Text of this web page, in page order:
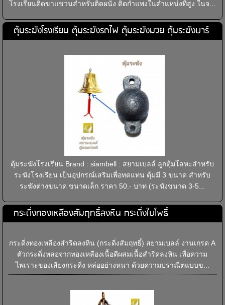
โรงเรียนติดขาแขวนสำหรับติดผนัง ติดกำแพงในตำแหน่งที่สูง ในจ...
ตุ้มระฆังโรงเรียน ตุ้มระฆังรถไฟ ตุ้มระฆังมวย ตุ้มระฆังบาร์
ตุ้มระฆังโรงเรียน Brand : siambell : สยามเบลล์ ลูกตุ้มโลหะสำหรับ
ระฆังโรงเรียน เป็นอุปกรณ์เสริมเพื่อทดแทน ตุ้มมี 3 ขนาด สำหรับ
ระฆังต่างขนาด ขนาดเล็ก ราคา 50.- บาท (ระฆังขนาด 3-5...
กระดิ่งทองเหลืองสัมฤทธิ์ลงหิน กระดิ่งใบโพธิ์
กระดิ่งทองเหลืองสำริดลงหิน (กระดิ่งสัมฤทธิ์) สยามเบลล์ งานเกรด A
ตัวกระดิ่งหล่อจากทองเหลืองเนื้อดีผสมเนื้อสำริดลงหิน เพื่อความ
ไพเราะของเสียงกระดิ่ง หล่ออย่างหนา ด้วยความปราณีตแบบข...